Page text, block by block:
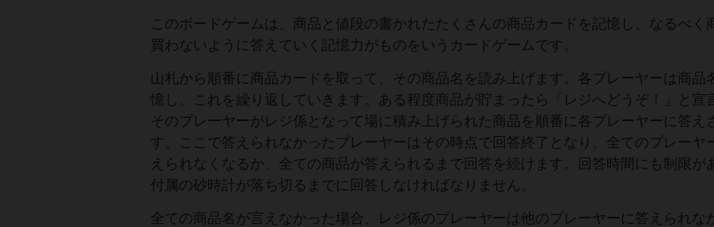
このボードゲームは、商品と値段の書かれたたくさんの商品カードを記憶し、なるべく
買わないように答えていく記憶力がものをいうカードゲームです。
山札から順番に商品カードを取って、その商品名を読み上げます。各プレーヤーは商品
憶し、これを繰り返していきます。ある程度商品が貯まったら「レジへどうぞ！」と宣
そのプレーヤーがレジ係となって場に積み上げられた商品を順番に各プレーヤーに答え
す。ここで答えられなかったプレーヤーはその時点で回答終了となり、全てのプレーヤ
えられなくなるか、全ての商品が答えられるまで回答を続けます。回答時間にも制限が
付属の砂時計が落ち切るまでに回答しなければなりません。
全ての商品名が言えなかった場合、レジ係のプレーヤーは他のプレーヤーに答えられな